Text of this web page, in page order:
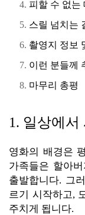
피할 수 없는
스릴 넘치는
촬영지 정보
이런 분들께
마무리 총평
1. 일상에
영화의 배경은
가족들은 할아
출발합니다. 그
르기 시작하고,
주치게 됩니다.